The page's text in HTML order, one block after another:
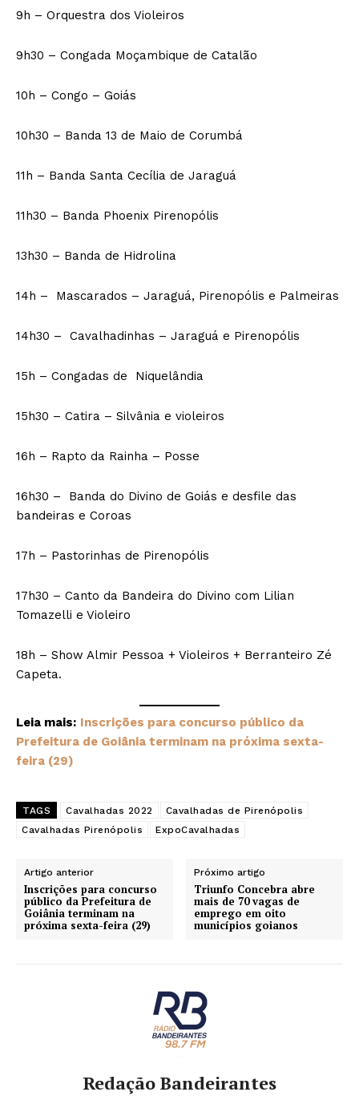
9h – Orquestra dos Violeiros
9h30 – Congada Moçambique de Catalão
10h – Congo – Goiás
10h30 – Banda 13 de Maio de Corumbá
11h – Banda Santa Cecília de Jaraguá
11h30 – Banda Phoenix Pirenopólis
13h30 – Banda de Hidrolina
14h – Mascarados – Jaraguá, Pirenopólis e Palmeiras
14h30 – Cavalhadinhas – Jaraguá e Pirenopólis
15h – Congadas de Niquelândia
15h30 – Catira – Silvânia e violeiros
16h – Rapto da Rainha – Posse
16h30 – Banda do Divino de Goiás e desfile das
bandeiras e Coroas
17h – Pastorinhas de Pirenopólis
17h30 – Canto da Bandeira do Divino com Lilian
Tomazelli e Violeiro
18h – Show Almir Pessoa + Violeiros + Berranteiro Zé
Capeta.
Leia mais: Inscrições para concurso público da
Prefeitura de Goiânia terminam na próxima sexta-
feira (29)
TAGS Cavalhadas 2022
Cavalhadas de Pirenópolis
Cavalhadas Pirenópolis
ExpoCavalhadas
Artigo anterior
Inscrições para concurso
público da Prefeitura de
Goiânia terminam na
próxima sexta-feira (29)
Próximo artigo
Triunfo Concebra abre
mais de 70 vagas de
emprego em oito
municípios goianos
Redação Bandeirantes